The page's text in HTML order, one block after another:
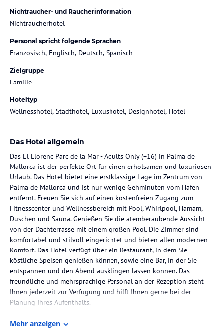
Nichtraucher- und Raucherinformation
Nichtraucherhotel
Personal spricht folgende Sprachen
Französisch, Englisch, Deutsch, Spanisch
Zielgruppe
Familie
Hoteltyp
Wellnesshotel, Stadthotel, Luxushotel, Designhotel, Hotel
Das Hotel allgemein
Das El Llorenc Parc de la Mar - Adults Only (+16) in Palma de
Mallorca ist der perfekte Ort für einen erholsamen und luxuriösen
Urlaub. Das Hotel bietet eine erstklassige Lage im Zentrum von
Palma de Mallorca und ist nur wenige Gehminuten vom Hafen
entfernt. Freuen Sie sich auf einen kostenfreien Zugang zum
Fitnesscenter und Wellnessbereich mit Pool, Whirlpool, Hamam,
Duschen und Sauna. Genießen Sie die atemberaubende Aussicht
von der Dachterrasse mit einem großen Pool. Die Zimmer sind
komfortabel und stilvoll eingerichtet und bieten allen modernen
Komfort. Das Hotel verfügt über ein Restaurant, in dem Sie
köstliche Speisen genießen können, sowie eine Bar, in der Sie
entspannen und den Abend ausklingen lassen können. Das
freundliche und mehrsprachige Personal an der Rezeption steht
Ihnen jederzeit zur Verfügung und hilft Ihnen gerne bei der
Planung Ihres Aufenthalts.
Die Lage des Hotels
Mehr anzeigen